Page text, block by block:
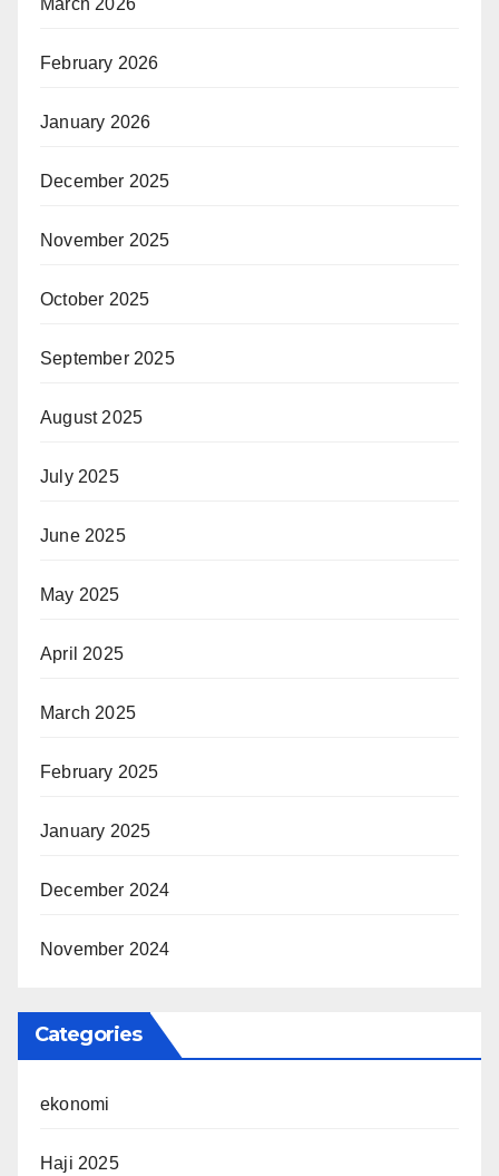
February 2026
January 2026
December 2025
November 2025
October 2025
September 2025
August 2025
July 2025
June 2025
May 2025
April 2025
March 2025
February 2025
January 2025
December 2024
November 2024
Categories
ekonomi
Haji 2025